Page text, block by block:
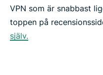
VPN som är snabbast
toppen på
själv.